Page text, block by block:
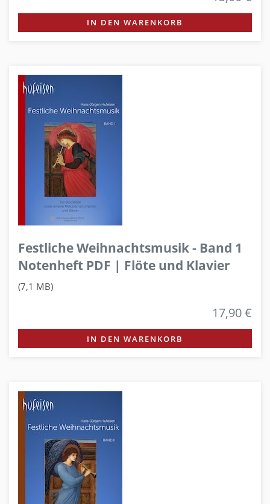
IN DEN WARENKORB
Festliche Weihnachtsmusik - Band 1
Notenheft PDF | Flöte und Klavier
(7,1 MB)
17,90 €
IN DEN WARENKORB